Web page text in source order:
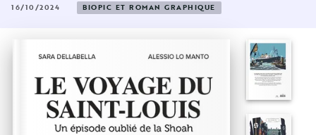
16/10/2024 BIOPIC ET ROMAN GRAPHIQUE